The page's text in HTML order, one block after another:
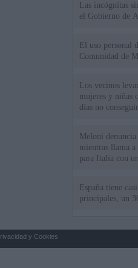
Las incógnitas
el Gobierno de
El uso personal
Comunidad de
Los vecinos
mujeres y niñas
días no
Meloni
mientras llama
para Italia con
España tiene
principales, un
y Cookies